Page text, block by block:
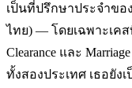
เป็นที่ปรึกษาประจำขอ
ไทย) — โดยเฉพาะเคส
Clearance และ
ทั้งสองประเทศ เธอยัง